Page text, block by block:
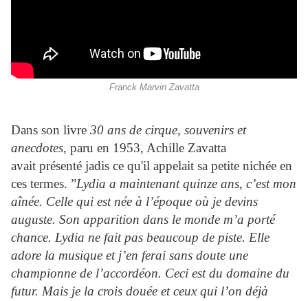
Franck Marvin Zavatta
Dans son livre 30 ans de cirque, souvenirs et
anecdotes, paru en 1953, Achille Zavatta
avait présenté jadis ce qu'il appelait sa petite nichée en
ces termes. ”Lydia a maintenant quinze ans, c’est mon
aînée. Celle qui est née à l’époque où je devins
auguste. Son apparition dans le monde m’a porté
chance. Lydia ne fait pas beaucoup de piste. Elle
adore la musique et j’en ferai sans doute une
championne de l’accordéon. Ceci est du domaine du
futur. Mais je la crois douée et ceux qui l’on déjà